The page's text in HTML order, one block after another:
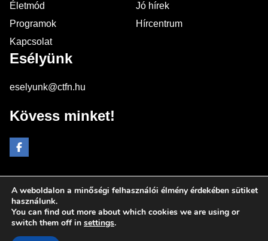
Életmód
Jó hírek
Programok
Hírcentrum
Kapcsolat
Esélyünk
eselyunk@ctfn.hu
Kövess minket!
Copyright © 2024 eselyunk.hu. Minden jog fenntartva.
Általános Szerződési Feltételek
Adatkezelési Nyilatkozat
A weboldalon a minőségi felhasználói élmény érdekében sütiket
használunk.
You can find out more about which cookies we are using or
switch them off in settings.